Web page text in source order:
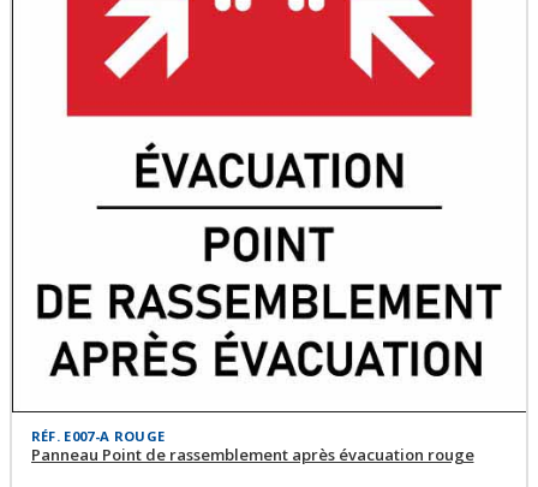
RÉF. E007-A ROUGE
Panneau Point de rassemblement après évacuation rouge